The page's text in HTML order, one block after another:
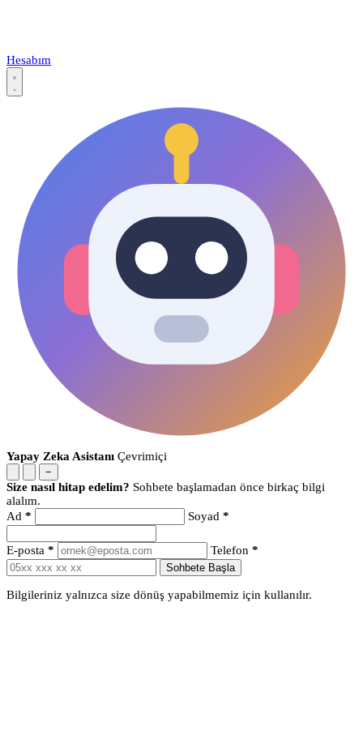
Hesabım
Yapay Zeka Asistanı Çevrimiçi
−
Size nasıl hitap edelim? Sohbete başlamadan önce birkaç bilgi
alalım.
Ad * Soyad *
E-posta * Telefon *
Sohbete Başla
Bilgileriniz yalnızca size dönüş yapabilmemiz için kullanılır.